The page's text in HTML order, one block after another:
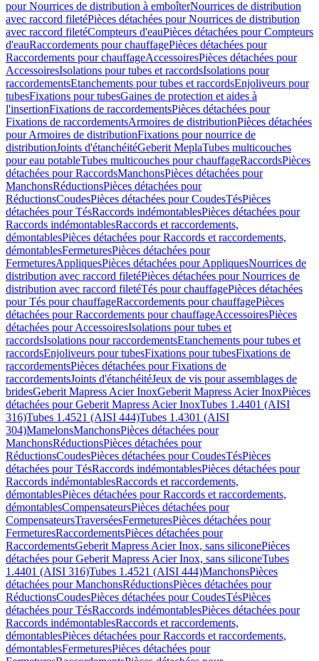
pour Nourrices de distribution à emboîterNourrices de distribution
avec raccord filetéPièces détachées pour Nourrices de distribution
avec raccord filetéCompteurs d'eauPièces détachées pour Compteurs
d'eauRaccordements pour chauffagePièces détachées pour
Raccordements pour chauffageAccessoiresPièces détachées pour
AccessoiresIsolations pour tubes et raccordsIsolations pour
raccordementsEtanchements pour tubes et raccordsEnjoliveurs pour
tubesFixations pour tubesGaines de protection et aides à
l'insertionFixations de raccordementsPièces détachées pour
Fixations de raccordementsArmoires de distributionPièces détachées
pour Armoires de distributionFixations pour nourrice de
distributionJoints d'étanchéitéGeberit MeplaTubes multicouches
pour eau potableTubes multicouches pour chauffageRaccordsPièces
détachées pour RaccordsManchonsPièces détachées pour
ManchonsRéductionsPièces détachées pour
RéductionsCoudesPièces détachées pour CoudesTésPièces
détachées pour TésRaccords indémontablesPièces détachées pour
Raccords indémontablesRaccords et raccordements,
démontablesPièces détachées pour Raccords et raccordements,
démontablesFermeturesPièces détachées pour
FermeturesAppliquesPièces détachées pour AppliquesNourrices de
distribution avec raccord filetéPièces détachées pour Nourrices de
distribution avec raccord filetéTés pour chauffagePièces détachées
pour Tés pour chauffageRaccordements pour chauffagePièces
détachées pour Raccordements pour chauffageAccessoiresPièces
détachées pour AccessoiresIsolations pour tubes et
raccordsIsolations pour raccordementsEtanchements pour tubes et
raccordsEnjoliveurs pour tubesFixations pour tubesFixations de
raccordementsPièces détachées pour Fixations de
raccordementsJoints d'étanchéitéJeux de vis pour assemblages de
bridesGeberit Mapress Acier InoxGeberit Mapress Acier InoxPièces
détachées pour Geberit Mapress Acier InoxTubes 1.4401 (AISI
316)Tubes 1.4521 (AISI 444)Tubes 1.4301 (AISI
304)MamelonsManchonsPièces détachées pour
ManchonsRéductionsPièces détachées pour
RéductionsCoudesPièces détachées pour CoudesTésPièces
détachées pour TésRaccords indémontablesPièces détachées pour
Raccords indémontablesRaccords et raccordements,
démontablesPièces détachées pour Raccords et raccordements,
démontablesCompensateursPièces détachées pour
CompensateursTraverséesFermeturesPièces détachées pour
FermeturesRaccordementsPièces détachées pour
RaccordementsGeberit Mapress Acier Inox, sans siliconePièces
détachées pour Geberit Mapress Acier Inox, sans siliconeTubes
1.4401 (AISI 316)Tubes 1.4521 (AISI 444)ManchonsPièces
détachées pour ManchonsRéductionsPièces détachées pour
RéductionsCoudesPièces détachées pour CoudesTésPièces
détachées pour TésRaccords indémontablesPièces détachées pour
Raccords indémontablesRaccords et raccordements,
démontablesPièces détachées pour Raccords et raccordements,
démontablesFermeturesPièces détachées pour